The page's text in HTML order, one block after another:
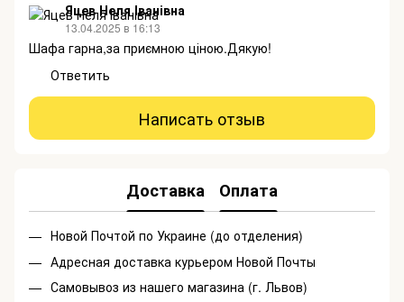
Яцев Неля Іванівна
13.04.2025 в 16:13
Шафа гарна,за приємною ціною.Дякую!
Ответить
Написать отзыв
Доставка Оплата
Новой Почтой по Украине (до отделения)
Адресная доставка курьером Новой Почты
Самовывоз из нашего магазина (г. Львов)